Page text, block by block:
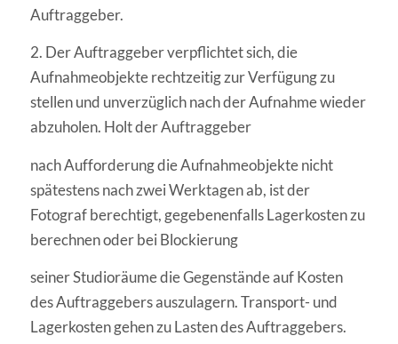
Auftraggeber.
2. Der Auftraggeber verpflichtet sich, die
Aufnahmeobjekte rechtzeitig zur Verfügung zu
stellen und unverzüglich nach der Aufnahme wieder
abzuholen. Holt der Auftraggeber
nach Aufforderung die Aufnahmeobjekte nicht
spätestens nach zwei Werktagen ab, ist der
Fotograf berechtigt, gegebenenfalls Lagerkosten zu
berechnen oder bei Blockierung
seiner Studioräume die Gegenstände auf Kosten
des Auftraggebers auszulagern. Transport- und
Lagerkosten gehen zu Lasten des Auftraggebers.